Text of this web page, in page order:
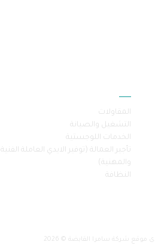
المقاولات
التشغيل والصيانة
الخدمات اللوجستية
تأجير العمالة (توفير الايدي العاملة الفنية
والمهنية)
النظافة
شركة سامرا القابضة © 2026